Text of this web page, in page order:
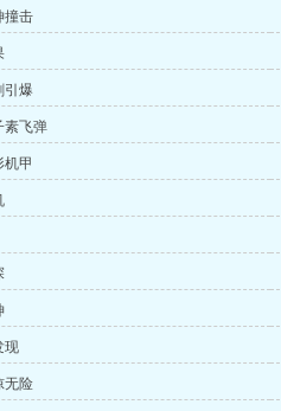
撞击
引爆
素飞弹
机甲
现
无险